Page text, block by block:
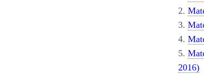
2.
3.
4.
5.
2016)